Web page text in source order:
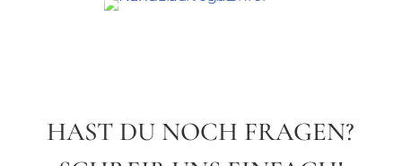
HAST DU NOCH FRAGEN?